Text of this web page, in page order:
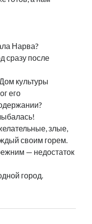
Нарва?
сразу после
культуры
его
злые,
своим горем.
— недостаток
город.